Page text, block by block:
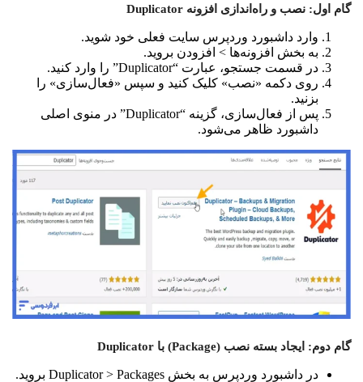
گام اول: نصب و راه‌اندازی افزونه Duplicator
وارد داشبورد وردپرس سایت فعلی خود شوید.
به بخش افزونه‌ها > افزودن بروید.
در قسمت جستجو، عبارت “Duplicator” را وارد کنید.
روی دکمه «نصب» کلیک کنید و سپس «فعال‌سازی» را
بزنید.
پس از فعال‌سازی، گزینه “Duplicator” در منوی اصلی
داشبورد ظاهر می‌شود.
گام دوم: ایجاد بسته نصب (Package) با Duplicator
در داشبورد وردپرس به بخش Duplicator > Packages بروید.